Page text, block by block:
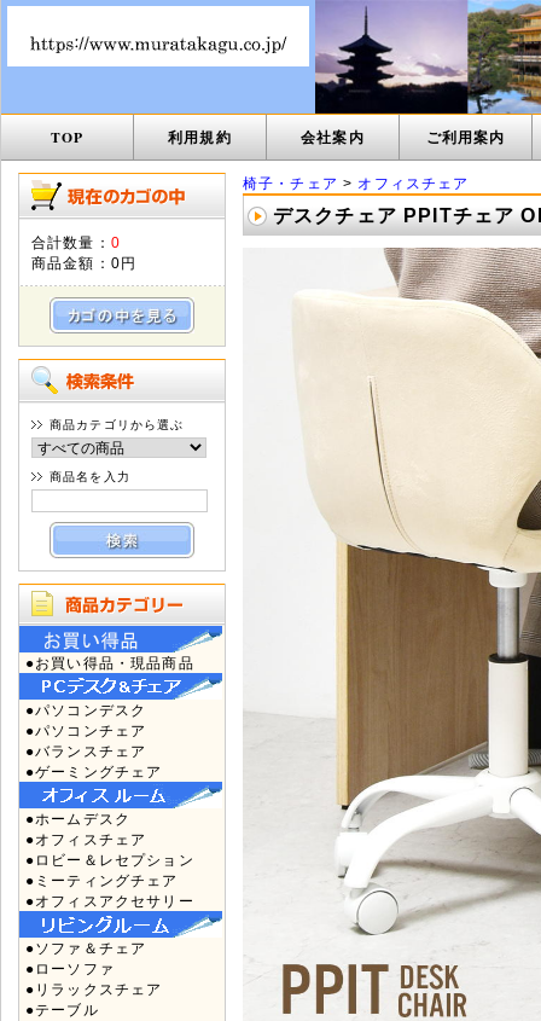
TOP 利用規約 会社案内 ご利用案内
合計数量： 0
商品金額： 0円
商品カテゴリから選ぶ
商品名を入力
●お買い得品・現品商品
●パソコンデスク
●パソコンチェア
●バランスチェア
●ゲーミングチェア
●ホームデスク
●オフィスチェア
●ロビー＆レセプション
●ミーティングチェア
●オフィスアクセサリー
●ソファ＆チェア
●ローソファ
●リラックスチェア
●テーブル
椅子・チェア > オフィスチェア
デスクチェア PPITチェア